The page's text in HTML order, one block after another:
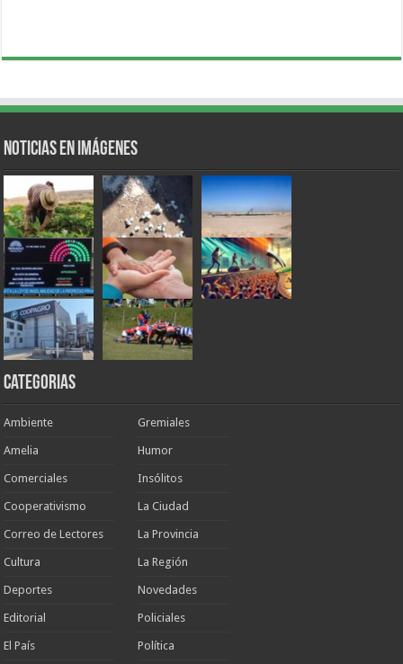
Noticias en Imágenes
Categorias
Ambiente
Amelia
Comerciales
Cooperativismo
Correo de Lectores
Cultura
Deportes
Editorial
El País
Gremiales
Humor
Insólitos
La Ciudad
La Provincia
La Región
Novedades
Policiales
Política